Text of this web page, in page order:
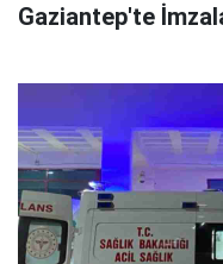
Gaziantep'te